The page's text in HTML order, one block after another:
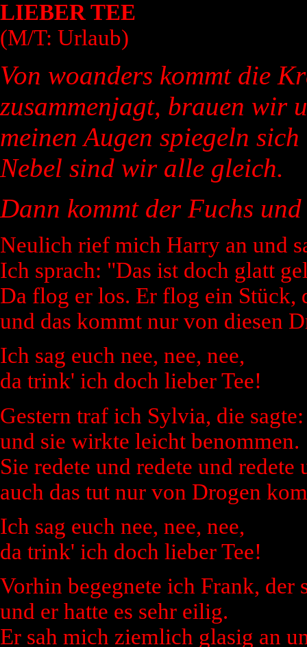
LIEBER TEE
(M/T: Urlaub)
Von woanders kommt die
zusammenjagt, brauen wir
meinen Augen spiegeln
Nebel sind wir alle gleich.
Dann kommt der Fuchs
Neulich rief mich Harry an und
Ich sprach: "Das ist doch glatt
Da flog er los. Er flog ein Stück,
und das kommt nur von diesen
Ich sag euch nee, nee, nee,
da trink' ich doch lieber Tee!
Gestern traf ich Sylvia, die
und sie wirkte leicht benommen.
Sie redete und redete und redete
auch das tut nur von Drogen
Ich sag euch nee, nee, nee,
da trink' ich doch lieber Tee!
Vorhin begegnete ich Frank, der
und er hatte es sehr eilig.
Er sah mich ziemlich glasig an